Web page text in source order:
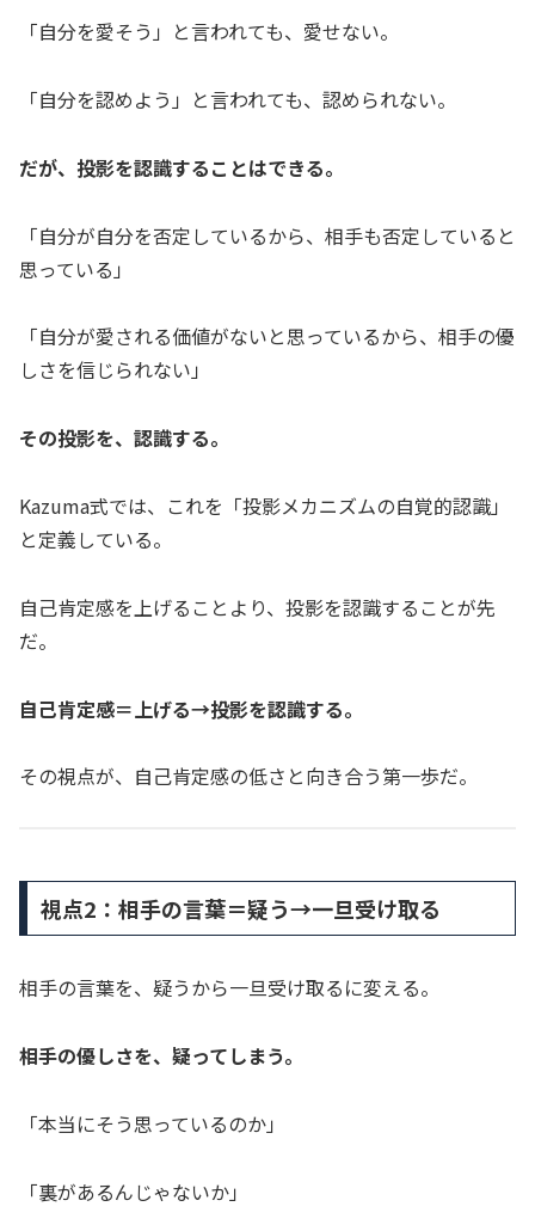
「自分を愛そう」と言われても、愛せない。
「自分を認めよう」と言われても、認められない。
だが、投影を認識することはできる。
「自分が自分を否定しているから、相手も否定していると
思っている」
「自分が愛される価値がないと思っているから、相手の優
しさを信じられない」
その投影を、認識する。
Kazuma式では、これを「投影メカニズムの自覚的認識」
と定義している。
自己肯定感を上げることより、投影を認識することが先
だ。
自己肯定感＝上げる→投影を認識する。
その視点が、自己肯定感の低さと向き合う第一歩だ。
視点2：相手の言葉＝疑う→一旦受け取る
相手の言葉を、疑うから一旦受け取るに変える。
相手の優しさを、疑ってしまう。
「本当にそう思っているのか」
「裏があるんじゃないか」